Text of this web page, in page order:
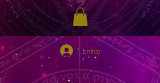
Entrar